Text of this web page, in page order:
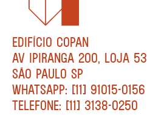
EDIFÍCIO COPAN
AV IPIRANGA 200, LOJA 53
SÃO PAULO SP
WHATSAPP: [11] 91015-0156
TELEFONE: [11] 3138-0250